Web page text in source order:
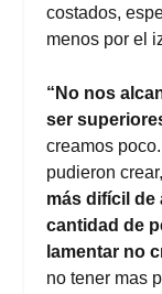
costados,
menos por el
“No nos
ser
creamos
pudieron
más difícil de
cantidad de
lamentar no
no tener mas